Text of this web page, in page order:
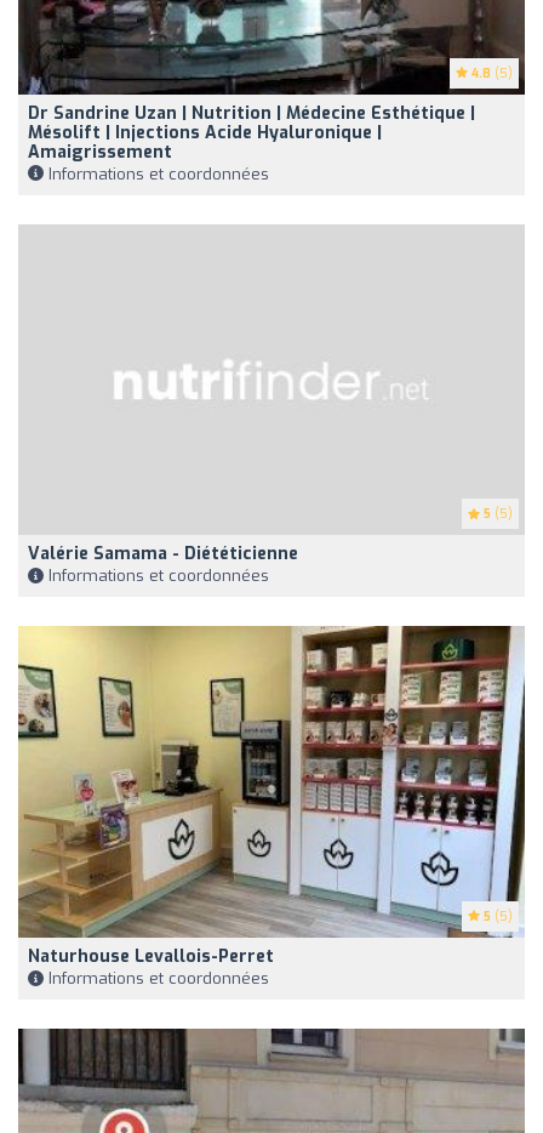
4.8 (5)
Dr Sandrine Uzan | Nutrition | Médecine Esthétique |
Mésolift | Injections Acide Hyaluronique |
Amaigrissement
Informations et coordonnées
5 (5)
Valérie Samama - Diététicienne
Informations et coordonnées
5 (5)
Naturhouse Levallois-Perret
Informations et coordonnées